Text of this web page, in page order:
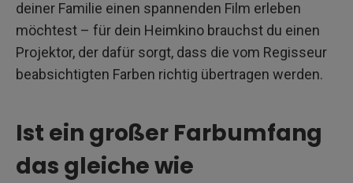
deiner Familie einen spannenden Film erleben
möchtest – für dein Heimkino brauchst du einen
Projektor, der dafür sorgt, dass die vom Regisseur
beabsichtigten Farben richtig übertragen werden.
Ist ein großer Farbumfang
das gleiche wie